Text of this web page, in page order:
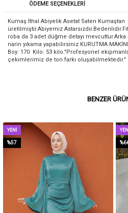
ÖDEME SEÇENEKLERI
Kumaş:İthal Abiyelik Asetat Saten Kumaştan
üretilmiştir.Abiyemiz
roba da 3 adet düğme detayı
narin yıkama yapabilirsiniz.KURUTMA
Boy: 170 Kilo: 53 kilo."Profesyonel
çekimlerimiz de ton farkı oluşabilmektedir."
BENZER
%57
YENI
ÜRÜN